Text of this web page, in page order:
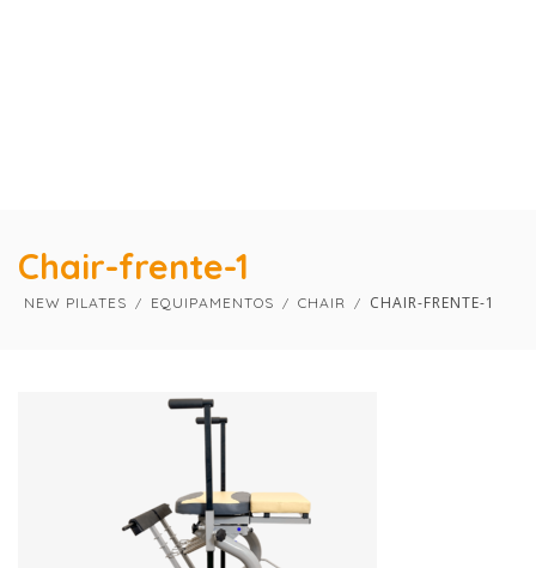
Chair-frente-1
NEW PILATES EQUIPAMENTOS CHAIR CHAIR-FRENTE-1